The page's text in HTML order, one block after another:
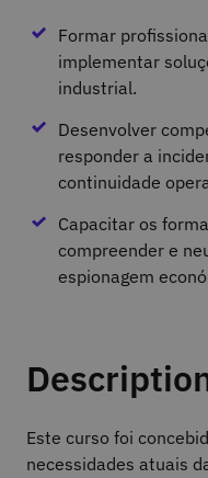
Formar
implementar
industrial.
Desenvolver
responder a
continuidade
Capacitar os
compreender e
espionagem
Este curso foi
necessidades atuais